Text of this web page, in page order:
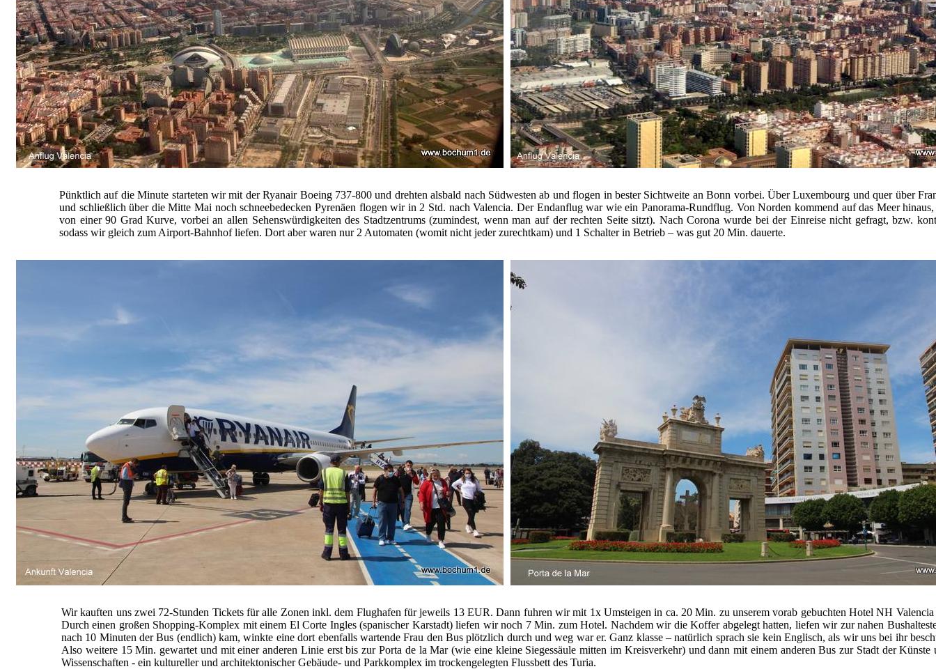
Pünktlich auf die Minute starteten wir mit der Ryanair Boeing 737-800 und drehten alsbald nach Südwesten ab und flogen in bester Sichtweite an Bonn vorbei. Über Luxembourg und quer über
und schließlich über die Mitte Mai noch schneebedecken Pyrenäen flogen wir in 2 Std. nach Valencia. Der Endanflug war wie ein Panorama-Rundflug. Von Norden kommend auf das Meer
von einer 90 Grad Kurve, vorbei an allen Sehenswürdigkeiten des Stadtzentrums (zumindest, wenn man auf der rechten Seite sitzt). Nach Corona wurde bei der Einreise nicht gefragt, bzw.
sodass wir gleich zum Airport-Bahnhof liefen. Dort aber waren nur 2 Automaten (womit nicht jeder zurechtkam) und 1 Schalter in Betrieb – was gut 20 Min. dauerte.
Wir kauften uns zwei 72-Stunden Tickets für alle Zonen inkl. dem Flughafen für jeweils 13 EUR. Dann fuhren wir mit 1x Umsteigen in ca. 20 Min. zu unserem vorab gebuchten Hotel NH Valencia
Durch einen großen Shopping-Komplex mit einem El Corte Ingles (spanischer Karstadt) liefen wir noch 7 Min. zum Hotel. Nachdem wir die Koffer abgelegt hatten, liefen wir zur nahen
nach 10 Minuten der Bus (endlich) kam, winkte eine dort ebenfalls wartende Frau den Bus plötzlich durch und weg war er. Ganz klasse – natürlich sprach sie kein Englisch, als wir uns bei ihr
Also weitere 15 Min. gewartet und mit einer anderen Linie erst bis zur Porta de la Mar (wie eine kleine Siegessäule mitten im Kreisverkehr) und dann mit einem anderen Bus zur Stadt der Künste
Wissenschaften - ein kultureller und architektonischer Gebäude- und Parkkomplex im trockengelegten Flussbett des Turia.